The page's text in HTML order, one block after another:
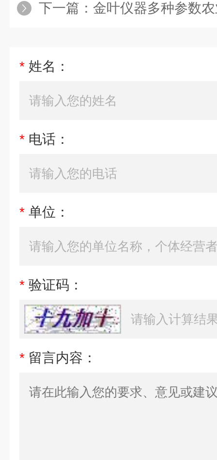
下一篇： 金叶仪器多种参数
* 姓名：
* 电话：
* 单位：
* 验证码：
* 留言内容：